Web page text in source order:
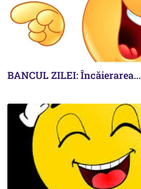
BANCUL ZILEI: Încăierarea...